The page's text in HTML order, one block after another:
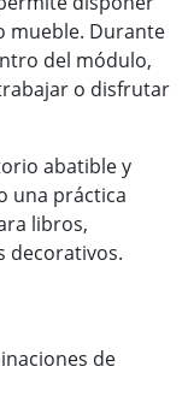
mueble. Durante
del módulo,
o disfrutar
abatible y
una práctica
libros,
decorativos.
de